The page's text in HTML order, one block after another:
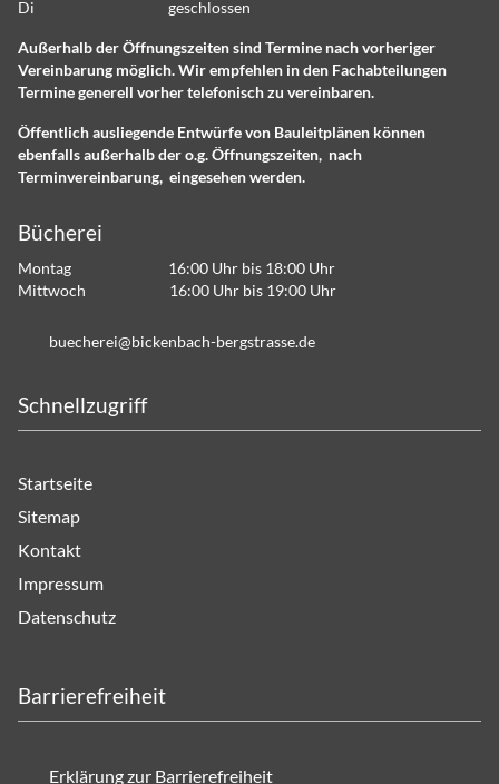
Di geschlossen
Außerhalb der Öffnungszeiten sind Termine nach vorheriger
Vereinbarung möglich. Wir empfehlen in den Fachabteilungen
Termine generell vorher telefonisch zu vereinbaren.
Öffentlich ausliegende Entwürfe von Bauleitplänen können
ebenfalls außerhalb der o.g. Öffnungszeiten, nach
Terminvereinbarung, eingesehen werden.
Bücherei
Montag 16:00 Uhr bis 18:00 Uhr
Mittwoch 16:00 Uhr bis 19:00 Uhr
b ch r b ck nb ch-b rgstr ss d
Schnellzugriff
Startseite
Sitemap
Kontakt
Impressum
Datenschutz
Barrierefreiheit
Erklärung zur Barrierefreiheit